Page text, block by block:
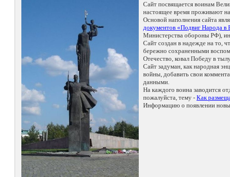
Сайт посвящается воинам
настоящее время проживают
Основой наполнения сайта
документов «Подвиг Народа в
Министерства обороны РФ),
Сайт создан в надежде на то,
бережно сохраненными
Отечество, ковал Победу в
Сайт задуман, как народная
войны, добавить свои
данными.
На каждого воина заводится
пожалуйста, тему - Как
Информацию о появлении